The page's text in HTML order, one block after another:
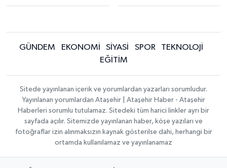
GÜNDEM EKONOMİ SİYASİ SPOR
TEKNOLOJİ
EĞİTİM
Sitede yayınlanan içerik ve yorumlardan yazarları sorumludur.
Yayınlanan yorumlardan Ataşehir | Ataşehir Haber - Ataşehir
Haberleri sorumlu tutulamaz. Sitedeki tüm harici linkler ayrı bir
sayfada açılır. Sitemizde yayınlanan haber, köşe yazıları ve
fotoğraflar izin alınmaksızın kaynak gösterilse dahi, herhangi bir
ortamda kullanılamaz ve yayınlanamaz